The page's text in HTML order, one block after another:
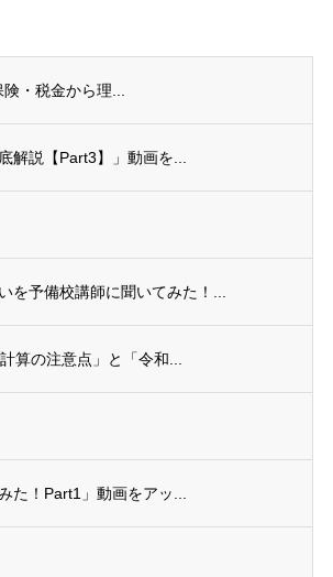
・税金から理...
解説【Part3】」動画を...
を予備校講師に聞いてみた！...
算の注意点」と「令和...
た！Part1」動画をアッ...